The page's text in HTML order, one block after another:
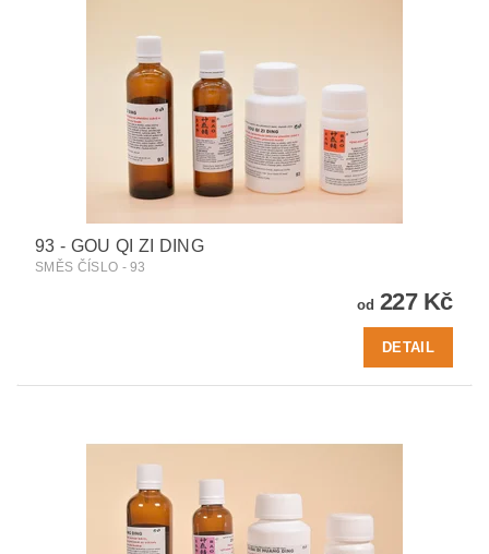
93 - GOU QI ZI DING
SMĚS ČÍSLO - 93
od 227 Kč
DETAIL